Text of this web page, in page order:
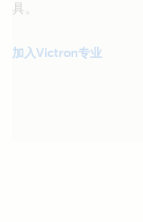
具。
加入Victron专业